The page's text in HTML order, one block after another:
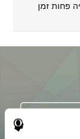
פחות זמן